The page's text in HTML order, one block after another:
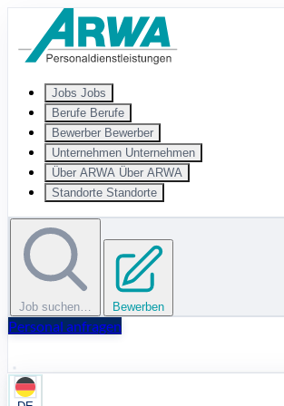
Zum Hauptinhalt springen
Jobs Jobs
Berufe Berufe
Bewerber Bewerber
Unternehmen Unternehmen
Über ARWA Über ARWA
Standorte Standorte
Job suchen… Bewerben
Personal anfragen